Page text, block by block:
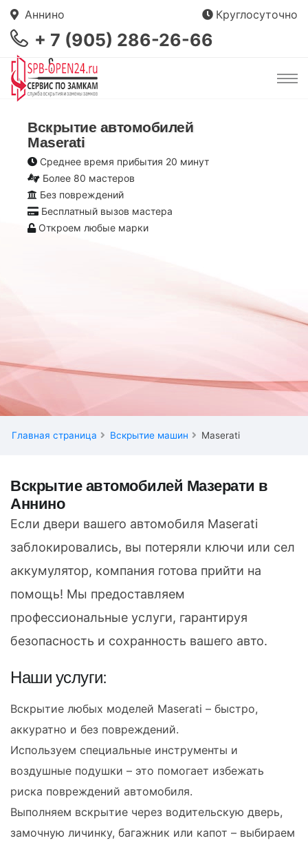
Аннино Круглосуточно
+ 7 (905) 286-26-66
Вскрытие автомобилей
Maserati
Среднее время прибытия 20 минут
Более 80 мастеров
Без повреждений
Бесплатный вызов мастера
Откроем любые марки
Главная страница Вскрытие машин Maserati
Вскрытие автомобилей Мазерати в
Аннино
Если двери вашего автомобиля Maserati
заблокировались, вы потеряли ключи или сел
аккумулятор, компания готова прийти на
помощь! Мы предоставляем
профессиональные услуги, гарантируя
безопасность и сохранность вашего авто.
Наши услуги:
Вскрытие любых моделей Maserati – быстро,
аккуратно и без повреждений.
Используем специальные инструменты и
воздушные подушки – это помогает избежать
риска повреждений автомобиля.
Выполняем вскрытие через водительскую дверь,
замочную личинку, багажник или капот – выбираем